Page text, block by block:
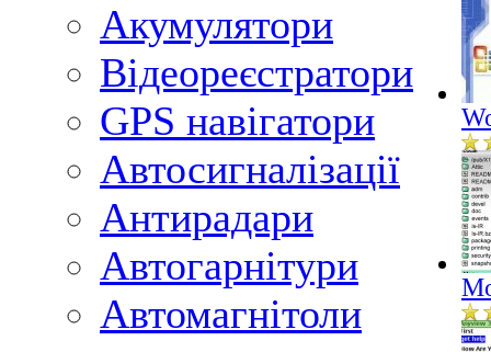
Акумулятори
Відеореєстратори
GPS навігатори
Автосигналізації
Антирадари
Автогарнітури
Автомагнітоли